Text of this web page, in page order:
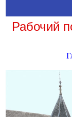
Рабочий